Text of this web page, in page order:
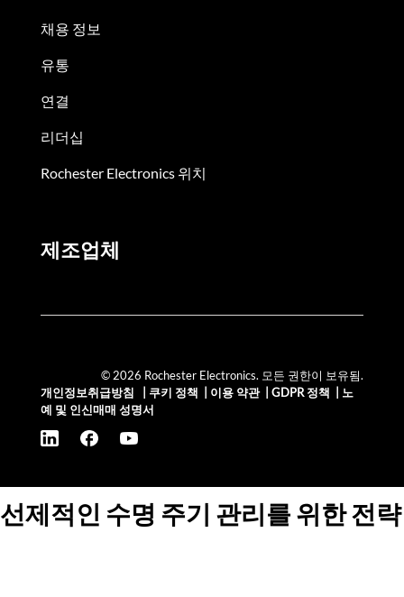
채용 정보
유통
연결
리더십
Rochester Electronics 위치
제조업체
© 2026 Rochester Electronics. 모든 권한이 보유됨.
개인정보취급방침
쿠키 정책 이용 약관| GDPR 정책
노
예 및 인신매매 성명서
선제적인 수명 주기 관리를 위한 전략